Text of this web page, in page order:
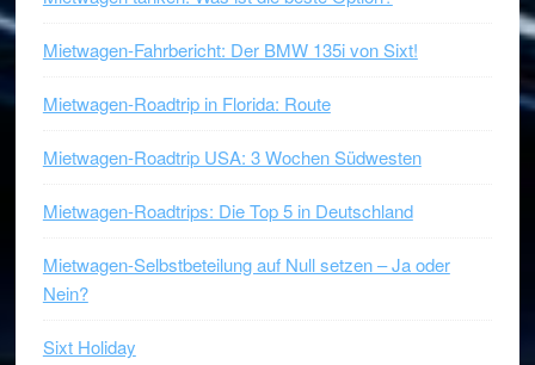
Mietwagen-Fahrbericht: Der BMW 135i von Sixt!
Mietwagen-Roadtrip in Florida: Route
Mietwagen-Roadtrip USA: 3 Wochen Südwesten
Mietwagen-Roadtrips: Die Top 5 in Deutschland
Mietwagen-Selbstbeteilung auf Null setzen – Ja oder
Nein?
Sixt Holiday